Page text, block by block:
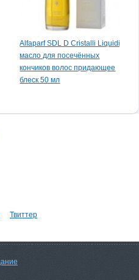
Alfaparf SDL D Cristalli Liquidi /
масло для посечённых
кончиков волос придающее
блеск 50 мл
Твиттер